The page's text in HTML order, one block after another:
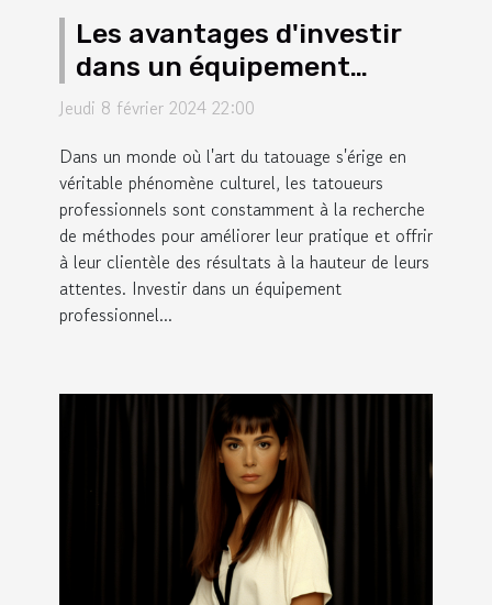
Les avantages d'investir
dans un équipement
professionnel pour les
Jeudi 8 février 2024 22:00
Dans un monde où l'art du tatouage s'érige en
véritable phénomène culturel, les tatoueurs
professionnels sont constamment à la recherche
de méthodes pour améliorer leur pratique et offrir
à leur clientèle des résultats à la hauteur de leurs
attentes. Investir dans un équipement
professionnel...